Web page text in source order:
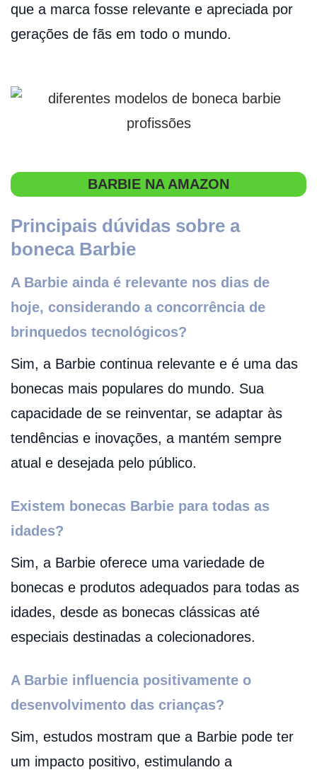
que a marca fosse relevante e apreciada por
gerações de fãs em todo o mundo.
BARBIE NA AMAZON
Principais dúvidas sobre a
boneca Barbie
A Barbie ainda é relevante nos dias de
hoje, considerando a concorrência de
brinquedos tecnológicos?
Sim, a Barbie continua relevante e é uma das
bonecas mais populares do mundo. Sua
capacidade de se reinventar, se adaptar às
tendências e inovações, a mantém sempre
atual e desejada pelo público.
Existem bonecas Barbie para todas as
idades?
Sim, a Barbie oferece uma variedade de
bonecas e produtos adequados para todas as
idades, desde as bonecas clássicas até
especiais destinadas a colecionadores.
A Barbie influencia positivamente o
desenvolvimento das crianças?
Sim, estudos mostram que a Barbie pode ter
um impacto positivo, estimulando a